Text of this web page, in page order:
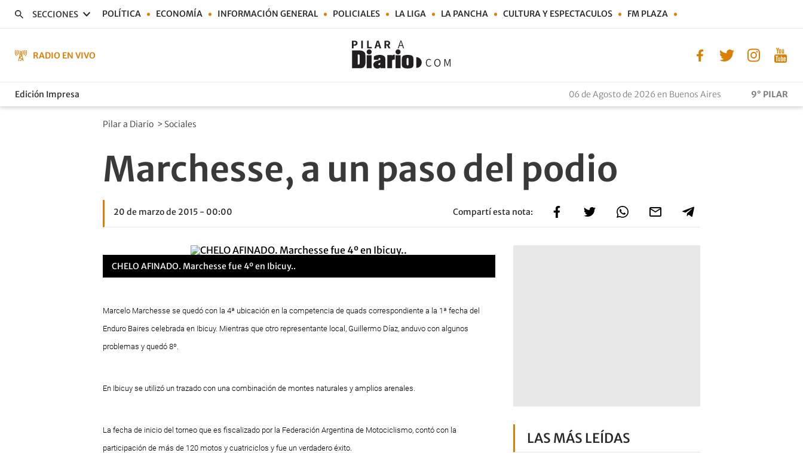
SECCIONES POLÍTICA ECONOMÍA INFORMACIÓN GENERAL POLICIALES LA LIGA LA PANCHA CULTURA Y ESPECTACULOS FM PLAZA
RADIO EN VIVO
Edición Impresa 06 de Agosto de 2026 en Buenos Aires 9° PILAR
Pilar a Diario > Sociales
Marchesse, a un paso del podio
20 de marzo de 2015 - 00:00 Compartí esta nota:
CHELO AFINADO. Marchesse fue 4º en Ibicuy..
Marcelo Marchesse se quedó con la 4ª ubicación en la competencia de quads correspondiente a la 1ª fecha del
Enduro Baires celebrada en Ibicuy. Mientras que otro representante local, Guillermo Díaz, anduvo con algunos
problemas y quedó 8º.
En Ibicuy se utilizó un trazado con una combinación de montes naturales y amplios arenales.
La fecha de inicio del torneo que es fiscalizado por la Federación Argentina de Motociclismo, contó con la
participación de más de 120 motos y cuatriciclos y fue un verdadero éxito.
LAS MÁS LEÍDAS